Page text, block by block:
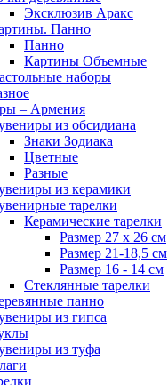
Эксклюзив Аракс
Панно
Панно
Картины Объемные
наборы
– Армения
из обсидиана
Знаки Зодиака
Цветные
Разные
из керамики
тарелки
Керамические тарелки
Размер 27 х 26 см
Размер 21-18,5 см
Размер 16 - 14 см
Стеклянные тарелки
панно
из гипса
из туфа